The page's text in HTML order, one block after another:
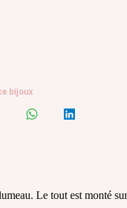
bijoux
Share
Share
Le tout est monté